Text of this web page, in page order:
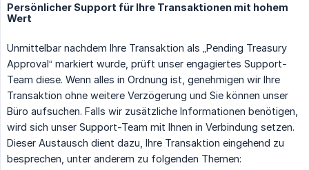
Persönlicher Support für Ihre Transaktionen mit hohem
Wert
Unmittelbar nachdem Ihre Transaktion als „Pending Treasury
Approval“ markiert wurde, prüft unser engagiertes Support-
Team diese. Wenn alles in Ordnung ist, genehmigen wir Ihre
Transaktion ohne weitere Verzögerung und Sie können unser
Büro aufsuchen. Falls wir zusätzliche Informationen benötigen,
wird sich unser Support-Team mit Ihnen in Verbindung setzen.
Dieser Austausch dient dazu, Ihre Transaktion eingehend zu
besprechen, unter anderem zu folgenden Themen: